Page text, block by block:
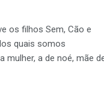
os filhos Sem, Cão e
quais somos
mulher, a de noé, mãe